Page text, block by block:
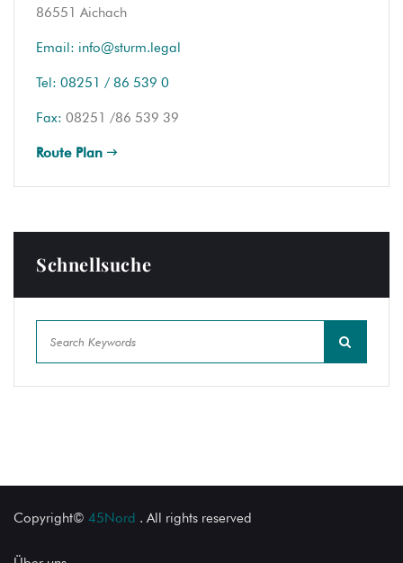
86551 Aichach
Email: info@sturm.legal
Tel: 08251 / 86 539 0
Fax: 08251 /86 539 39
Route Plan
Schnellsuche
Copyright© 45Nord . All rights reserved